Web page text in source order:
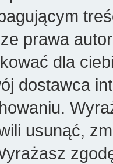
prawa
dla
dostawca
usunąć,